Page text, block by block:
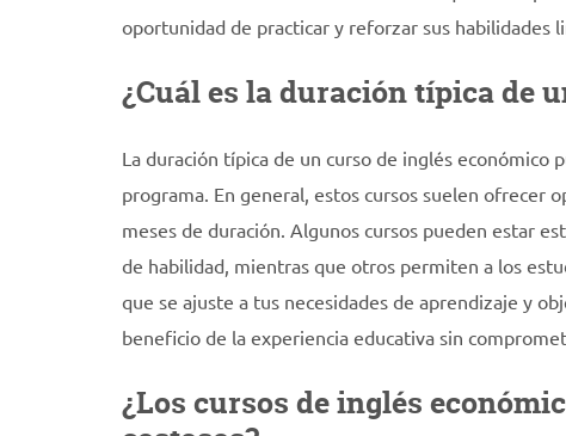
oportunidad de practicar y reforzar sus habilidades
¿Cuál es la duración típica de
La duración típica de un curso de inglés
programa. En general, estos cursos suelen ofrecer
meses de duración. Algunos cursos pueden estar
de habilidad, mientras que otros permiten a los
que se ajuste a tus necesidades de aprendizaje y
beneficio de la experiencia educativa sin
¿Los cursos de inglés